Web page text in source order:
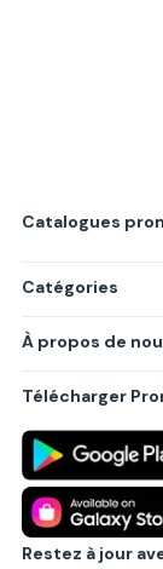
Catalogues
Catégories
Produits
Villes principales
À propos de
Politique de
Règlements
Partenariat B2B
Blog
Contact
Télécharger
Restez à jour